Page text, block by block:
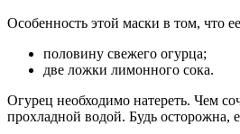
Особенность этой маски в том, что
половину свежего огурца;
две ложки лимонного сока.
Огурец необходимо натереть. Чем
прохладной водой. Будь осторожна,